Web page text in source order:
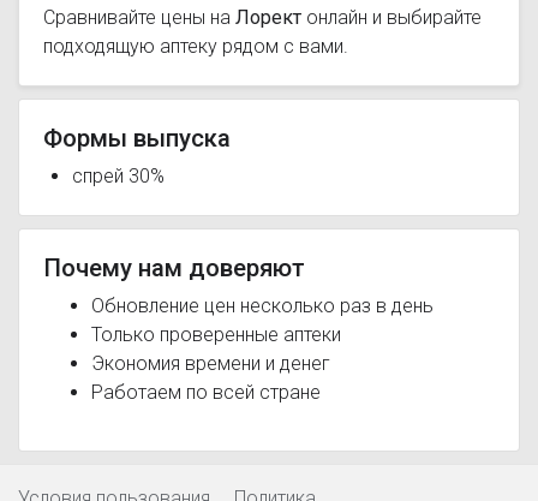
Сравнивайте цены на Лорект онлайн и выбирайте
подходящую аптеку рядом с вами.
Формы выпуска
спрей 30%
Почему нам доверяют
Обновление цен несколько раз в день
Только проверенные аптеки
Экономия времени и денег
Работаем по всей стране